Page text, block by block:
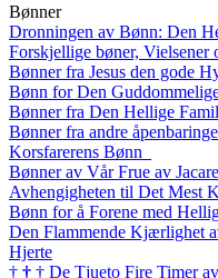
Bønner
Dronningen av Bønn: Den
Forskjellige bøner, Vielsener
Bønner fra Jesus den gode
Bønn for Den
Bønner fra Den Hellige
Bønner fra andre
Korsfarerens Bønn
Bønner av Vår Frue av
Avhengigheten til Det Mest
Bønn for å Forene med
Den Flammende Kjærlighet
Hjerte
† † † De Tjueto Fire Timer